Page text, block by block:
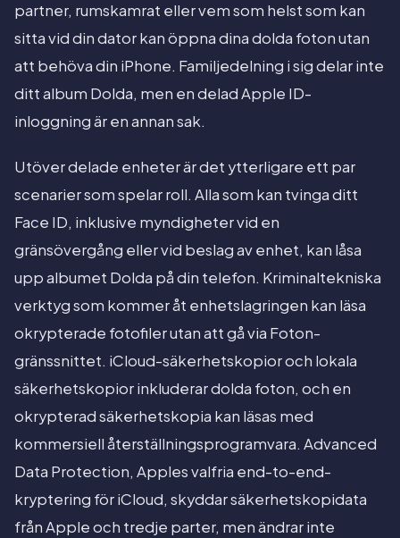
partner, rumskamrat eller vem som helst som kan
sitta vid din dator kan öppna dina dolda foton utan
att behöva din iPhone. Familjedelning i sig delar inte
ditt album Dolda, men en delad Apple ID-
inloggning är en annan sak.
Utöver delade enheter är det ytterligare ett par
scenarier som spelar roll. Alla som kan tvinga ditt
Face ID, inklusive myndigheter vid en
gränsövergång eller vid beslag av enhet, kan låsa
upp albumet Dolda på din telefon. Kriminaltekniska
verktyg som kommer åt enhetslagringen kan läsa
okrypterade fotofiler utan att gå via Foton-
gränssnittet. iCloud-säkerhetskopior och lokala
säkerhetskopior inkluderar dolda foton, och en
okrypterad säkerhetskopia kan läsas med
kommersiell återställningsprogramvara. Advanced
Data Protection, Apples valfria end-to-end-
kryptering för iCloud, skyddar säkerhetskopidata
från Apple och tredje parter, men ändrar inte